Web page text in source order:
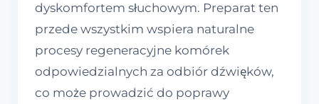
dyskomfortem słuchowym. Preparat ten
przede wszystkim wspiera naturalne
procesy regeneracyjne komórek
odpowiedzialnych za odbiór dźwięków,
co może prowadzić do poprawy